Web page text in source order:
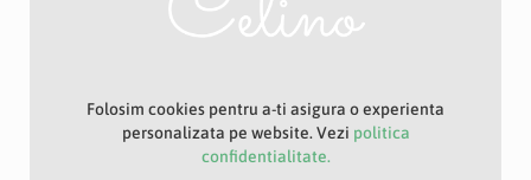
potrivește de minune în spații acoperite sau decoruri
elegante de interior Acest panou poate fi lăsat simplu pentru
Transformă-ți decorul într-un spațiu sofisticat și memorabil cu
Panoul MDF630, alegerea perfectă pentru un eveniment
vezi mai mult
Folosim cookies pentru a-ti asigura o experienta
personalizata pe website. Vezi politica
confidentialitate.